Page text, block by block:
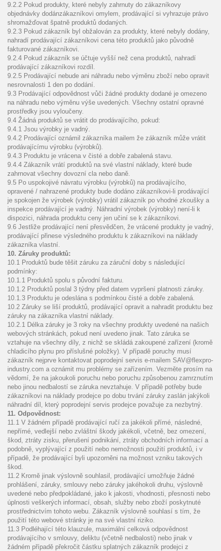
9.2.2 Pokud produkty, které nebyly zahrnuty do zákazníkovy
objednávky dodánzákazníkovi omylem, prodávající si vyhrazuje právo
shromažďovat špatně produktů dodaných.
9.2.3 Pokud zákazník byl obžalován za produkty, které nebyly dodány,
nahradí prodávající zákazníkovi cena této produktů jako původně
fakturované zákazníkovi.
9.2.4 Pokud zákazník se účtuje vyšší než cena produktů, nahradí
prodávající zákazníkovi rozdíl.
9.2.5 Prodávající nebude ani náhradu nebo výměnu zboží nebo opravit
nesrovnalosti 1 den po dodání.
9.3 Prodávající odpovědnost vůči žádné produkty dodané je omezeno
na náhradu nebo výměnu výše uvedených. Všechny ostatní opravné
prostředky jsou vyloučeny.
9.4 Žádná produktů se vrátit do prodávajícího, pokud:
9.4.1 Jsou výrobky je vadný.
9.4.2 Prodávající oznámil zákazníka mailem že zákazník může vrátit
prodávajícímu výrobku (výrobků).
9.4.3 Produktu je vrácena v čisté a dobře zabalená stavu.
9.4.4 Zákazník vrátí produktů na své vlastní náklady, které bude
zahrnovat všechny dovozní cla nebo daně.
9.5 Po uspokojivé návratu výrobku (výrobků) na prodávajícího,
opravené / nahrazené produkty bude dodáno zákazníkovi-li prodávající
je spokojen že výrobek (výrobky) vrátil zákazník po vhodné zkoušky a
inspekce prodávající je vadný. Náhradní výrobek (výrobky) není-li k
dispozici, náhrada produktu ceny jen učiní se k zákazníkovi.
9.6 Jestliže prodávající není přesvědčen, že vrácené produkty je vadný,
prodávající přinese výsledného produktu k zákazníkovi na náklady
zákazníka vlastní.
10. Záruky produktů:
10.1 Produktů bude těšit záruku za záruční doby s následující
podmínky:
10.1.1 Produktů spolu s původní fakturu.
10.1.2 Produktů poslal 3 týdny před datem vypršení platnosti záruky.
10.1.3 Produktu je odeslána s podmínkou čisté a dobře zabalená.
10.2 Záruky se liší produktů, prodávající opravit a nahradit produktu bez
záruky na zákazníka vlastní náklady.
10.2.1 Délka záruky je 3 roky na všechny produkty uvedené na našich
webových stránkách, pokud není uvedeno jinak. Tato záruka se
vztahuje na všechny díly, z nichž se skládá zakoupené zařízení (kromě
chladicího plynu pro příslušné položky). V případě poruchy musí
zákazník nejprve kontaktovat poprodejní servis e-mailem SAV@flexpro-
industry.com a oznámit mu problémy se zařízením. Vezměte prosím na
vědomí, že na jakoukoli poruchu nebo poruchu způsobenou zamrznutím
nebo jinou nedbalostí se záruka nevztahuje. V případě potřeby bude
zákazníkovi na náklady prodejce po dobu trvání záruky zaslán jakýkoli
náhradní díl, který poprodejní servis prodejce považuje za nezbytný.
11. Odpovědnost:
11.1 V žádném případě prodávající ručí za jakékoli přímé, následné,
nepřímé, vedlejší nebo zvláštní škody jakékoli, včetně, bez omezení,
škod, ztráty zisku, přerušení podnikání, ztráty obchodních informací a
podobně, vyplývající z použití nebo nemožnosti použití produktů, i v
případě, že prodávající byli upozorněni na možnost vzniku takových
škod.
11.2 Kromě jinak výslovně souhlasil, prodávající umožňuje žádné
prohlášení, záruky, smlouvy nebo záruky jakéhokoli druhu, výslovně
uvedené nebo předpokládané, jako k jakosti, vhodnosti, přesnosti nebo
úplnosti veškerých informací, obsah, služby nebo zboží poskytnuté
prostřednictvím tohoto webu. Zákazník výslovně souhlasí s tím, že
použití této webové stránky je na své vlastní riziko.
11.3 Podléhající této klauzule, maximální celková odpovědnost
prodávajícího v smlouvy, deliktu (včetně nedbalosti) nebo jinak v
žádném případě překročit částku splatných zákazník prodejci z